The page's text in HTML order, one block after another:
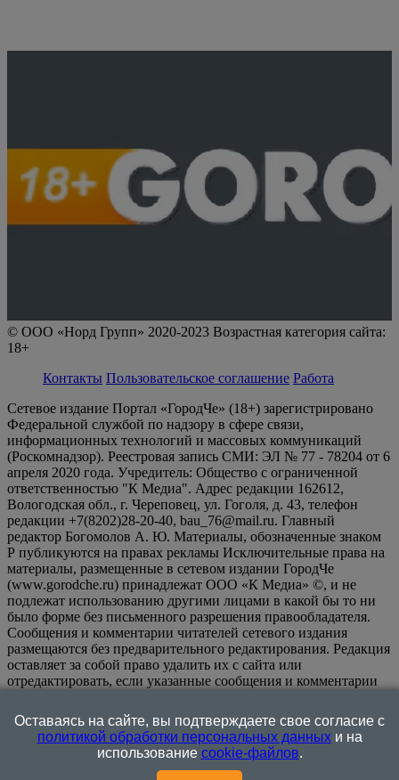
© ООО «Норд Групп» 2020-2023 Возрастная категория сайта:
18+
Контакты Пользовательское соглашение Работа
Сетевое издание Портал «ГородЧе» (18+) зарегистрировано
Федеральной службой по надзору в сфере связи,
информационных технологий и массовых коммуникаций
(Роскомнадзор). Реестровая запись СМИ: ЭЛ № 77 - 78204 от 6
апреля 2020 года. Учредитель: Общество с ограниченной
ответственностью "К Медиа". Адрес редакции 162612,
Вологодская обл., г. Череповец, ул. Гоголя, д. 43, телефон
редакции +7(8202)28-20-40, bau_76@mail.ru. Главный
редактор Богомолов А. Ю. Материалы, обозначенные знаком
Р публикуются на правах рекламы Исключительные права на
материалы, размещенные в сетевом издании ГородЧе
(www.gorodche.ru) принадлежат ООО «К Медиа» ©, и не
подлежат использованию другими лицами в какой бы то ни
было форме без письменного разрешения правообладателя.
Сообщения и комментарии читателей сетевого издания
размещаются без предварительного редактирования. Редакция
оставляет за собой право удалить их с сайта или
отредактировать, если указанные сообщения и комментарии
или нарушением иных требований закона.
информационном ресурсе применяются рекомендательные
технологии (информационные технологии предоставления
информации на основе сбора, систематизации и анализа
сведений, относящихся к предпочтениям пользователей сети
Оставаясь на сайте, вы подтверждаете свое согласие с
политикой обработки персональных данныхи на
использование cookie-файлов.